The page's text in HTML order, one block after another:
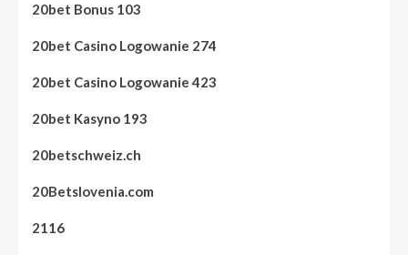
20bet Bonus 103
20bet Casino Logowanie 274
20bet Casino Logowanie 423
20bet Kasyno 193
20betschweiz.ch
20Betslovenia.com
2116